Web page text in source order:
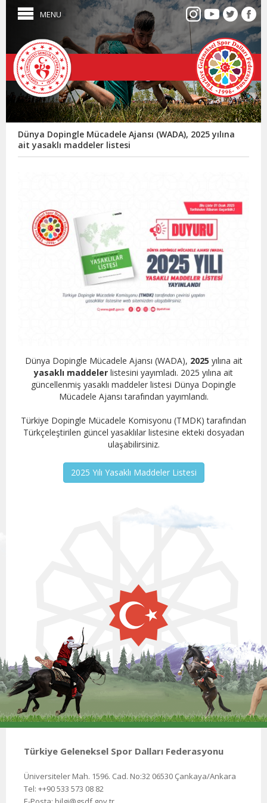
MENU
Dünya Dopingle Mücadele Ajansı (WADA), 2025 yılına
ait yasaklı maddeler listesi
Dünya Dopingle Mücadele Ajansı (WADA), 2025 yılına ait
yasaklı maddeler listesini yayımladı. 2025 yılına ait
güncellenmiş yasaklı maddeler listesi Dünya Dopingle
Mücadele Ajansı tarafından yayımlandı.
Türkiye Dopingle Mücadele Komisyonu (TMDK) tarafından
Türkçeleştirilen güncel yasaklılar listesine ekteki dosyadan
ulaşabilirsiniz.
2025 Yılı Yasaklı Maddeler Listesi
Türkiye Geleneksel Spor Dalları Federasyonu
Üniversiteler Mah. 1596. Cad. No:32 06530 Çankaya/Ankara
Tel: ++90 533 573 08 82